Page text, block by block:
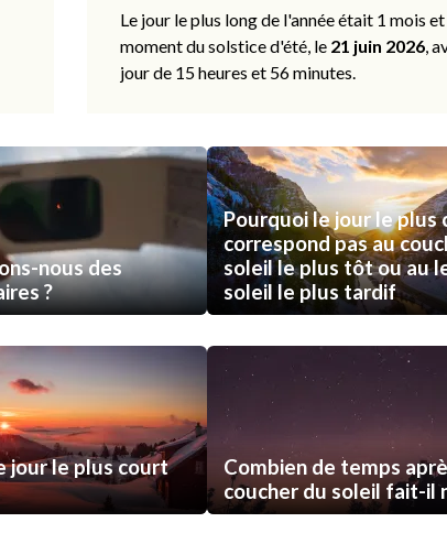
Le jour le plus long de l'année était 1 mois
moment du solstice d'été, le 21 juin 2026,
jour de 15 heures et 56 minutes.
nous des
?
Pourquoi le jour le plus
correspond pas au
soleil le plus tôt ou au
soleil le plus tardif
jour le plus court
Combien de temps
coucher du soleil fait-il